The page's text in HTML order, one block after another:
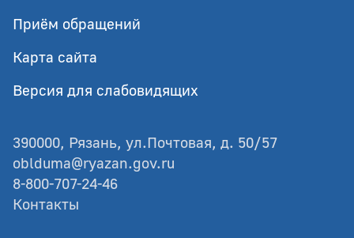
Приём обращений
Карта сайта
Версия для слабовидящих
390000, Рязань, ул.Почтовая, д. 50/57
oblduma@ryazan.gov.ru
8-800-707-24-46
Контакты